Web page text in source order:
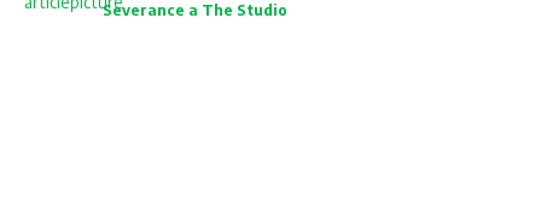
Severance a The Studio